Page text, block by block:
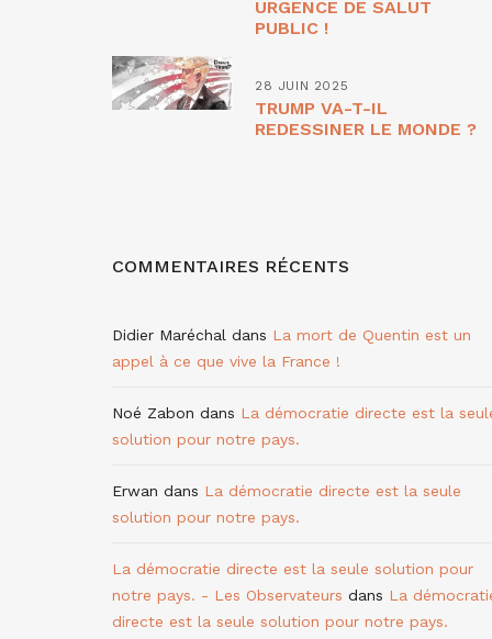
URGENCE DE SALUT
PUBLIC !
28 JUIN 2025
TRUMP VA-T-IL
REDESSINER LE MONDE ?
COMMENTAIRES RÉCENTS
Didier Maréchal dans La mort de Quentin est un
appel à ce que vive la France !
Noé Zabon dans La démocratie directe est la
solution pour notre pays.
Erwan dans La démocratie directe est la seule
solution pour notre pays.
La démocratie directe est la seule solution pour
notre pays. - Les Observateurs dans La
directe est la seule solution pour notre pays.